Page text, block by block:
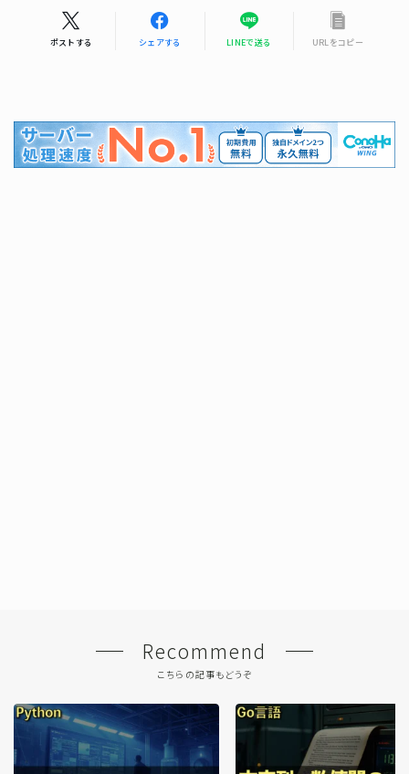
ポストする シェアする LINEで送る URLをコピー
Recommend
こちらの記事もどうぞ